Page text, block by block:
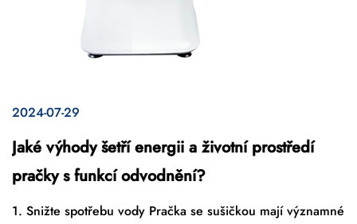
2024-07-29
Jaké výhody šetří energii a životní prostředí
pračky s funkcí odvodnění?
1. Snižte spotřebu vody Pračka se sušičkou mají významné